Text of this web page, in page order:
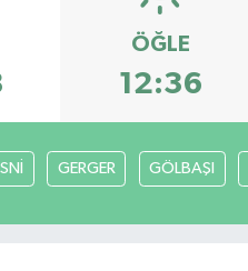
ÖĞLE
12:36
GERGER GÖLBAŞI